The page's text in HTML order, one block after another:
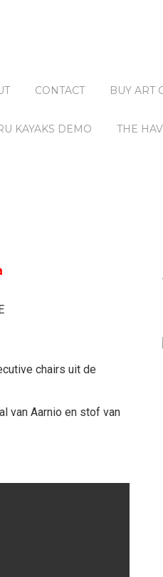
CONTACT BUY ART
KAYAKS DEMO THE
chairs uit de
van Aarnio en stof van